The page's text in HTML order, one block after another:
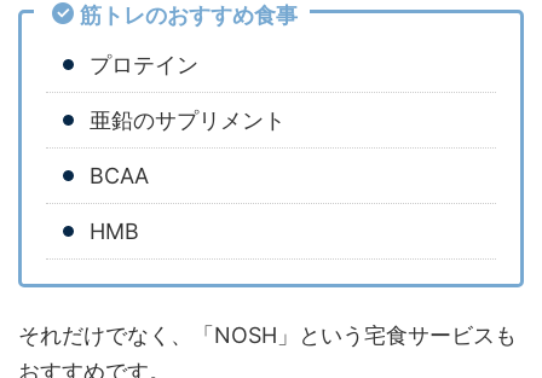
筋トレのおすすめ食事
プロテイン
亜鉛のサプリメント
BCAA
HMB
それだけでなく、「NOSH」という宅食サービスも
おすすめです。